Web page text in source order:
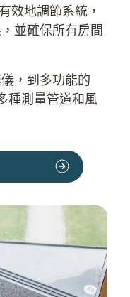
效地調節系統，
並確保所有房間
，到多功能的
種測量管道和風